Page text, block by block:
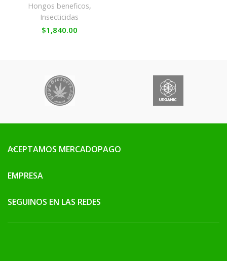
Hongos beneficos,
Insecticidas
$1,840.00
ACEPTAMOS MERCADOPAGO
EMPRESA
SEGUINOS EN LAS REDES